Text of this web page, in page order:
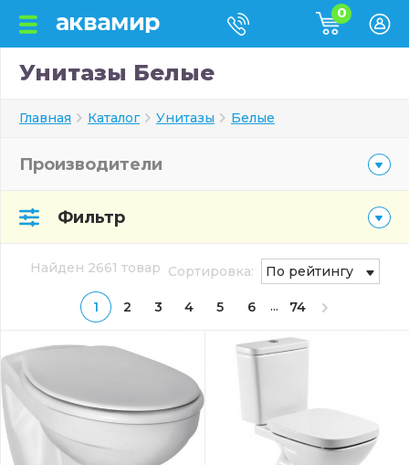
0
Унитазы Белые
Главная Каталог Унитазы Белые
Производители
Фильтр
Найден 2661 товар
1 2 3 4 5 6 ... 74
Сортировка: По рейтингу